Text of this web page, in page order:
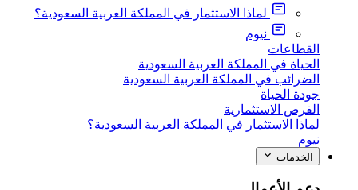
لماذا الاستثمار في المملكة العربية السعودية؟
نيوم
القطاعات
الحياة في المملكة العربية السعودية
الضرائب في المملكة العربية السعودية
جودة الحياة
الفرص الاستثمارية
لماذا الاستثمار في المملكة العربية السعودية؟
نيوم
الخدمات